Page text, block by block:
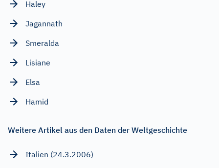
Haley
Jagannath
Smeralda
Lisiane
Elsa
Hamid
Weitere Artikel aus den Daten der Weltgeschichte
Italien (24.3.2006)